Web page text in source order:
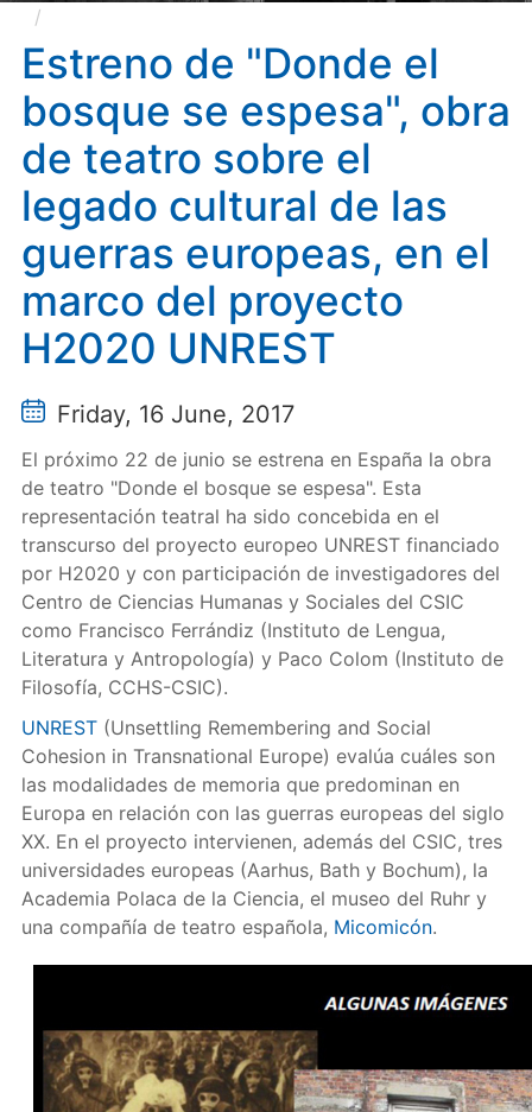
teatro sobre el legado cultural de las guerras
europeas, en el marco del proyecto H2020 UNREST
Estreno de "Donde el
bosque se espesa", obra
de teatro sobre el
legado cultural de las
guerras europeas, en el
marco del proyecto
H2020 UNREST
Friday, 16 June, 2017
El próximo 22 de junio se estrena en España la obra
de teatro "Donde el bosque se espesa". Esta
representación teatral ha sido concebida en el
transcurso del proyecto europeo UNREST financiado
por H2020 y con participación de investigadores del
Centro de Ciencias Humanas y Sociales del CSIC
como Francisco Ferrándiz (Instituto de Lengua,
Literatura y Antropología) y Paco Colom (Instituto de
Filosofía, CCHS-CSIC).
UNREST(Unsettling Remembering and Social
Cohesion in Transnational Europe) evalúa cuáles son
las modalidades de memoria que predominan en
Europa en relación con las guerras europeas del siglo
XX. En el proyecto intervienen, además del CSIC, tres
universidades europeas (Aarhus, Bath y Bochum), la
Academia Polaca de la Ciencia, el museo del Ruhr y
una compañía de teatro española, Micomicón.